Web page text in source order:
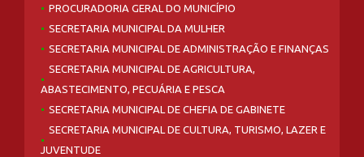
PROCURADORIA GERAL DO MUNICÍPIO
SECRETARIA MUNICIPAL DA MULHER
SECRETARIA MUNICIPAL DE ADMINISTRAÇÃO E FINANÇAS
SECRETARIA MUNICIPAL DE AGRICULTURA,
ABASTECIMENTO, PECUÁRIA E PESCA
SECRETARIA MUNICIPAL DE CHEFIA DE GABINETE
SECRETARIA MUNICIPAL DE CULTURA, TURISMO, LAZER E
JUVENTUDE